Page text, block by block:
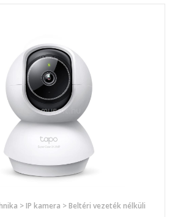
> IP kamera > Beltéri vezeték nélküli